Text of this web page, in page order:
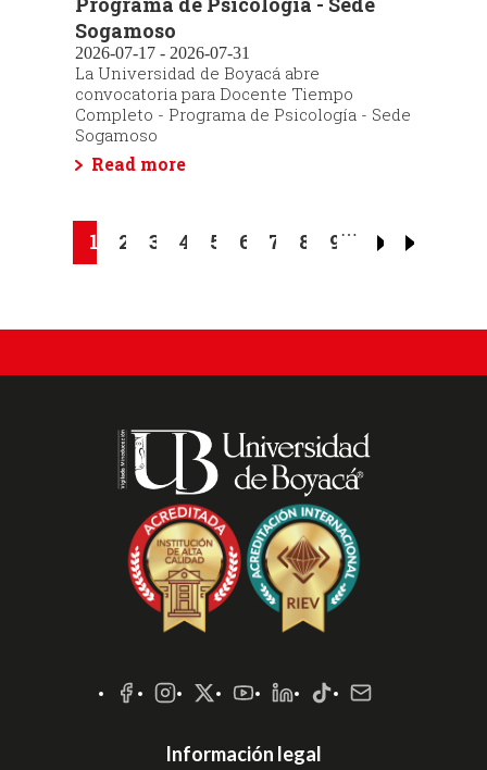
Sogamoso
2026-07-17 - 2026-07-31
La Universidad de Boyacá abre
convocatoria para Docente Tiempo
Completo - Programa de Psicología - Sede
Sogamoso
Read more
Current
1 Page
2 Page
3 Page
4 Page
5 Page
6 Page
7 Page
8 Page
9 …
Sociales
Información legal